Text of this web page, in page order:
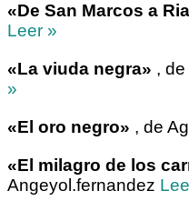
«De San Marcos a
Leer »
«La viuda negra» ,
»
«El oro negro» , de
«El milagro de los
Angeyol.fernandez